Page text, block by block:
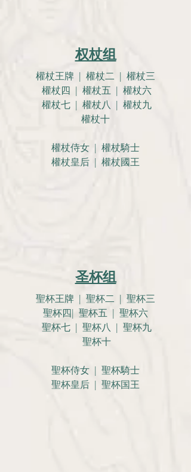
权杖组
權杖王牌 | 權杖二 | 權杖三
權杖四 | 權杖五 | 權杖六
權杖七 | 權杖八 | 權杖九
權杖十
權杖侍女 | 權杖騎士
權杖皇后 | 權杖國王
圣杯组
聖杯王牌 | 聖杯二 | 聖杯三
聖杯四| 聖杯五 | 聖杯六
聖杯七 | 聖杯八 | 聖杯九
聖杯十
聖杯侍女 | 聖杯騎士
聖杯皇后 | 聖杯国王